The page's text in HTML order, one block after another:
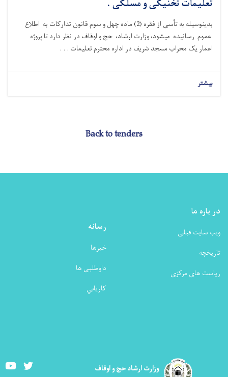
تعلیمات تخنیکی و مسلکی .
بدینوسیله به تأسی از فقره (2) ماده چهل و سوم قانون تدارکات به اطلاع
عموم رسانیده میشود، وزارت ارشاد، حج و اوقاف در نظر دارد تا پروژه
اعمار یک محراب مسجد شریف در اداره محترم تعلیمات . . .
بیشتر
Back to tenders
در باره ما
ویب سایت قبلی
تاریخچه
ریاست های مرکزی
رسانه
خبرها
داوطلبی ها
كاريابي
وزارت ارشاد حج و اوقاف Youtube